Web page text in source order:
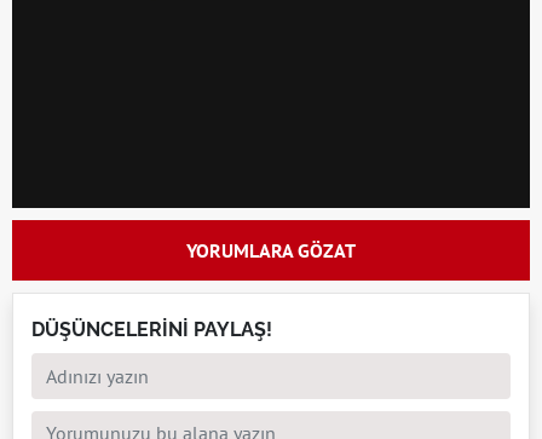
YORUMLARA GÖZAT
DÜŞÜNCELERİNİ PAYLAŞ!